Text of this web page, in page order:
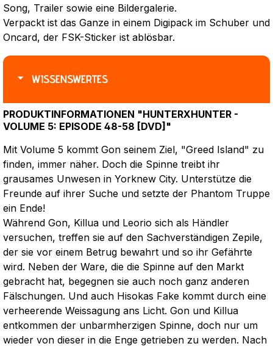
Song, Trailer sowie eine Bildergalerie.
Verpackt ist das Ganze in einem Digipack im Schuber und
Oncard, der FSK-Sticker ist ablösbar.
WISSENSWERTES
PRODUKTINFORMATIONEN "HUNTERXHUNTER -
VOLUME 5: EPISODE 48-58 [DVD]"
Mit Volume 5 kommt Gon seinem Ziel, "Greed Island" zu
finden, immer näher. Doch die Spinne treibt ihr
grausames Unwesen in Yorknew City. Unterstütze die
Freunde auf ihrer Suche und setzte der Phantom Truppe
ein Ende!
Während Gon, Killua und Leorio sich als Händler
versuchen, treffen sie auf den Sachverständigen Zepile,
der sie vor einem Betrug bewahrt und so ihr Gefährte
wird. Neben der Ware, die die Spinne auf den Markt
gebracht hat, begegnen sie auch noch ganz anderen
Fälschungen. Und auch Hisokas Fake kommt durch eine
verheerende Weissagung ans Licht. Gon und Killua
entkommen der unbarmherzigen Spinne, doch nur um
wieder von dieser in die Enge getrieben zu werden. Nach